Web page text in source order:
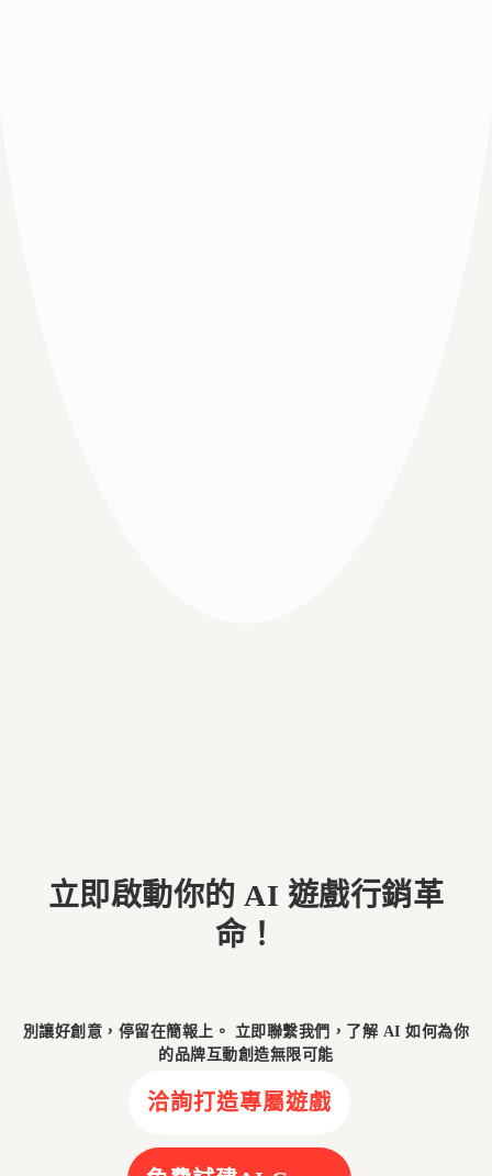
立即啟動你的 AI 遊戲行銷革
命！
別讓好創意，停留在簡報上。 立即聯繫我們，了解 AI 如何為你
的品牌互動創造無限可能
洽詢打造專屬遊戲